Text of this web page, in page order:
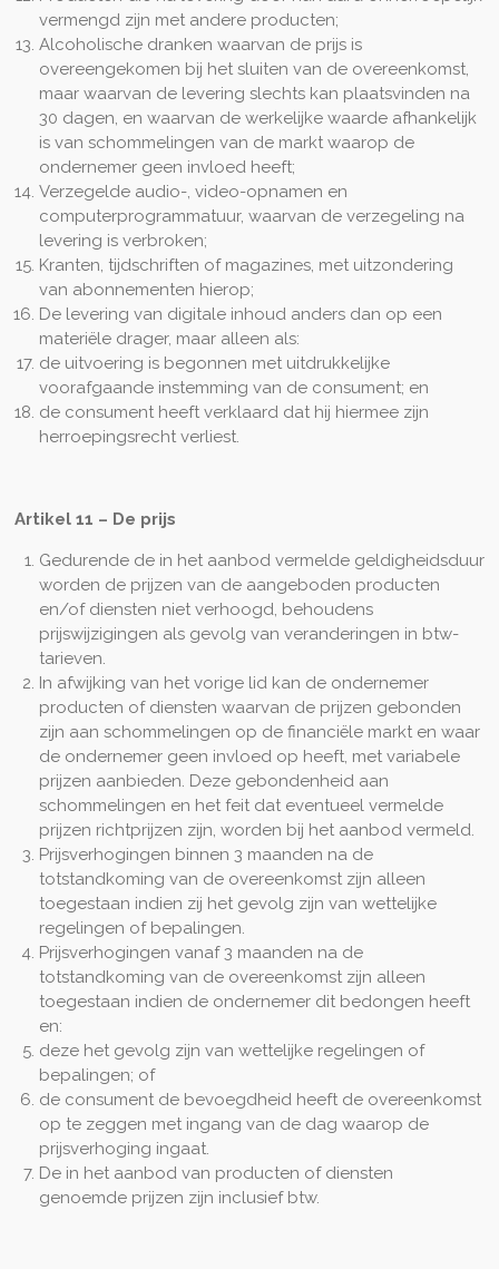
vermengd zijn met andere producten;
Alcoholische dranken waarvan de prijs is
overeengekomen bij het sluiten van de overeenkomst,
maar waarvan de levering slechts kan plaatsvinden na
30 dagen, en waarvan de werkelijke waarde afhankelijk
is van schommelingen van de markt waarop de
ondernemer geen invloed heeft;
Verzegelde audio-, video-opnamen en
computerprogrammatuur, waarvan de verzegeling na
levering is verbroken;
Kranten, tijdschriften of magazines, met uitzondering
van abonnementen hierop;
De levering van digitale inhoud anders dan op een
materiële drager, maar alleen als:
de uitvoering is begonnen met uitdrukkelijke
voorafgaande instemming van de consument; en
de consument heeft verklaard dat hij hiermee zijn
herroepingsrecht verliest.
Artikel 11 – De prijs
Gedurende de in het aanbod vermelde geldigheidsduur
worden de prijzen van de aangeboden producten
en/of diensten niet verhoogd, behoudens
prijswijzigingen als gevolg van veranderingen in btw-
tarieven.
In afwijking van het vorige lid kan de ondernemer
producten of diensten waarvan de prijzen gebonden
zijn aan schommelingen op de financiële markt en waar
de ondernemer geen invloed op heeft, met variabele
prijzen aanbieden. Deze gebondenheid aan
schommelingen en het feit dat eventueel vermelde
prijzen richtprijzen zijn, worden bij het aanbod vermeld.
Prijsverhogingen binnen 3 maanden na de
totstandkoming van de overeenkomst zijn alleen
toegestaan indien zij het gevolg zijn van wettelijke
regelingen of bepalingen.
Prijsverhogingen vanaf 3 maanden na de
totstandkoming van de overeenkomst zijn alleen
toegestaan indien de ondernemer dit bedongen heeft
en:
deze het gevolg zijn van wettelijke regelingen of
bepalingen; of
de consument de bevoegdheid heeft de overeenkomst
op te zeggen met ingang van de dag waarop de
prijsverhoging ingaat.
De in het aanbod van producten of diensten
genoemde prijzen zijn inclusief btw.